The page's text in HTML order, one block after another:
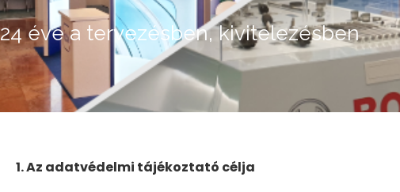
24 éve a tervezésben, kivitelezésben
1. Az adatvédelmi tájékoztató célja